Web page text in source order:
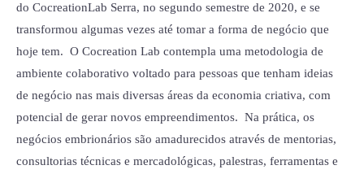
do CocreationLab Serra, no segundo semestre de 2020, e se
transformou algumas vezes até tomar a forma de negócio que
hoje tem. O Cocreation Lab contempla uma metodologia de
ambiente colaborativo voltado para pessoas que tenham ideias
de negócio nas mais diversas áreas da economia criativa, com
potencial de gerar novos empreendimentos. Na prática, os
negócios embrionários são amadurecidos através de mentorias,
consultorias técnicas e mercadológicas, palestras, ferramentas e